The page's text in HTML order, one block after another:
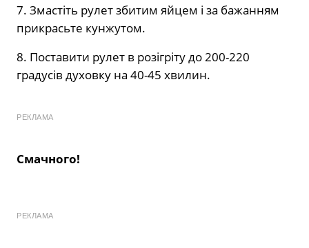
7. Змастіть рулет збитим яйцем і за бажанням
прикрасьте кунжутом.
8. Поставити рулет в розігріту до 200-220
градусів духовку на 40-45 хвилин.
РЕКЛАМА
Смачного!
РЕКЛАМА